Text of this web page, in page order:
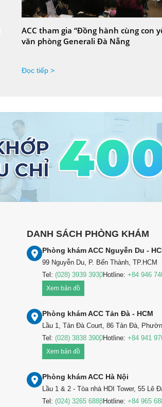
ACC tham gia “Đồng hành cùng con
văn phòng Generali Đà Nẵng
Đọc tiếp >
DANH SÁCH PHÒNG KHÁM
Phòng khám ACC Nguyễn Du -
99 Nguyễn Du, P. Bến Thành, TP.HCM
Tel: (028) 3939 3930Hotline: +84 946
Xem bản đồ
Phòng khám ACC Tản Đà - HCM
Lầu 1, Tản Đà Court, 86 Tản Đà,
Tel: (028) 3838 3900Hotline: +84 941
Xem bản đồ
Phòng khám ACC Hà Nội
Lầu 1 & 2 - Tòa nhà HDI Tower, 55 Lê
Tel: (024) 3265 6888Hotline: +84 965